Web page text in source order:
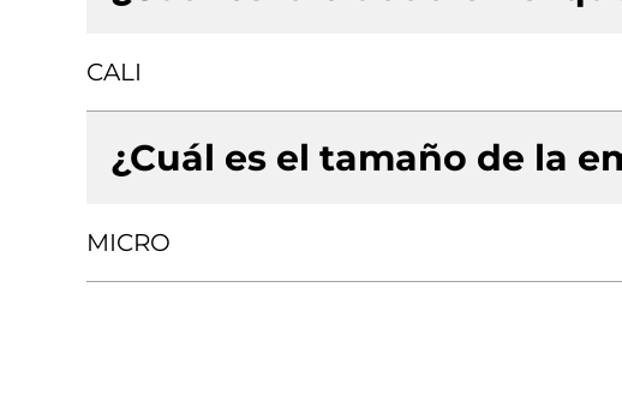
CALI
¿Cuál es el tamaño de la
MICRO